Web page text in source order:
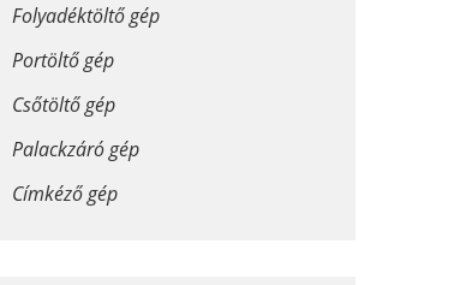
Folyadéktöltő gép
Portöltő gép
Csőtöltő gép
Palackzáró gép
Címkéző gép